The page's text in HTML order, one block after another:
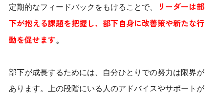
定期的なフィードバックをもけることで、
リーダーは部
下が抱える課題を把握し、部下自身に改善策や新たな行
動を促せます。
部下が成長するためには、自分ひとりでの努力は限界が
あります。上の段階にいる人のアドバイスやサポートが